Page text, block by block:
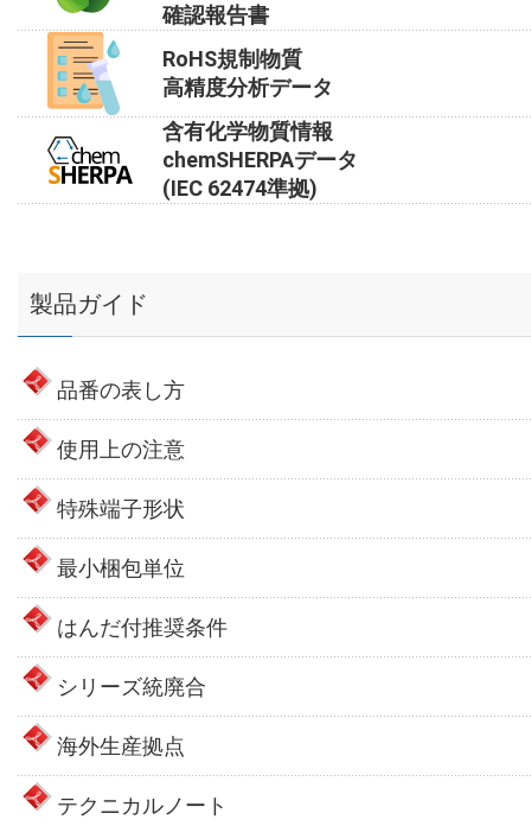
確認報告書
RoHS規制物質
高精度分析データ
含有化学物質情報
chemSHERPAデータ
(IEC 62474準拠)
製品ガイド
品番の表し方
使用上の注意
特殊端子形状
最小梱包単位
はんだ付推奨条件
シリーズ統廃合
海外生産拠点
テクニカルノート